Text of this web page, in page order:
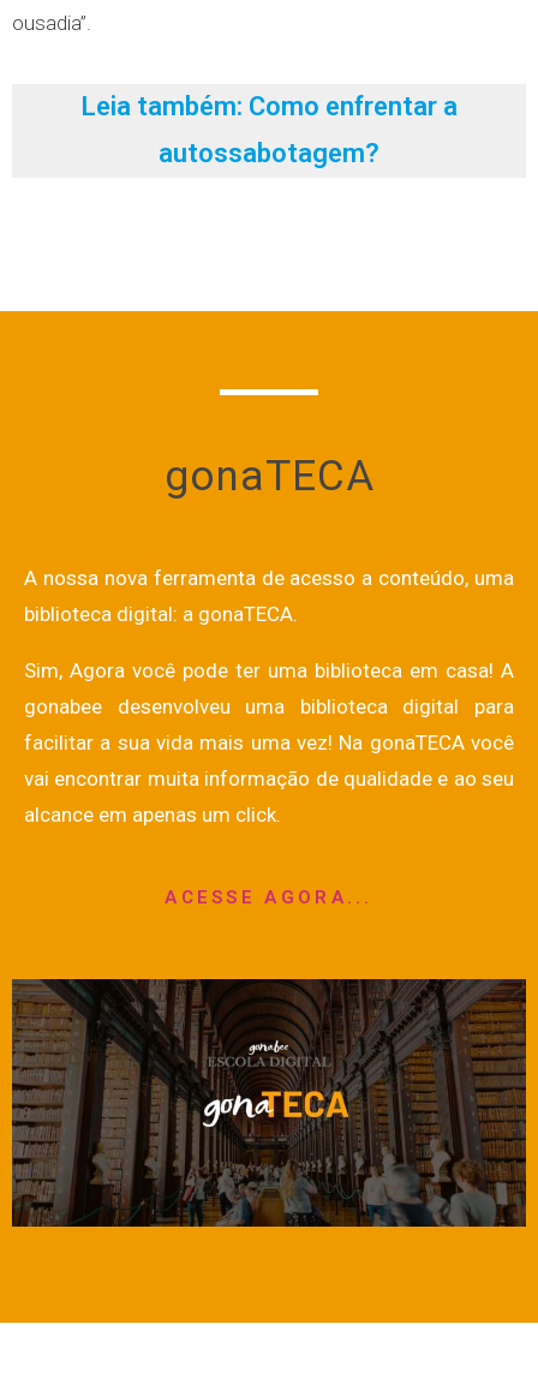
ousadia”.
Leia também: Como enfrentar a
autossabotagem?
gonaTECA
A nossa nova ferramenta de acesso a conteúdo, uma
biblioteca digital: a gonaTECA.
Sim, Agora você pode ter uma biblioteca em casa! A
gonabee desenvolveu uma biblioteca digital para
facilitar a sua vida mais uma vez! Na gonaTECAvocê
vai encontrar muita informação de qualidade e ao seu
alcance em apenas um click.
ACESSE AGORA...